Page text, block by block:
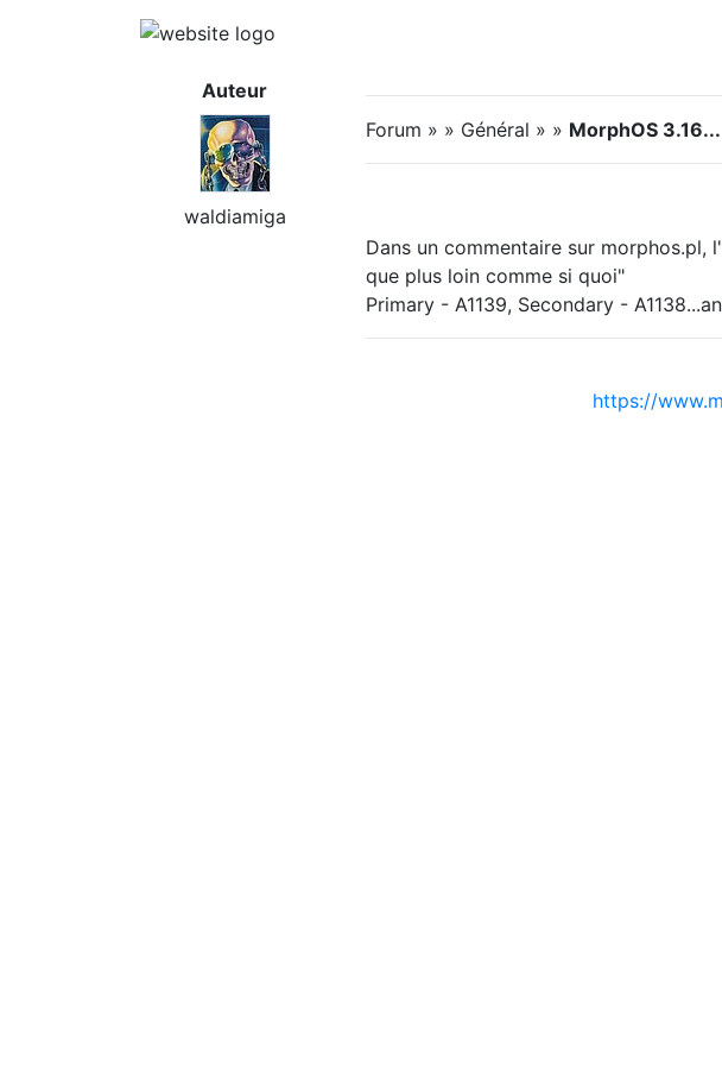
Auteur
waldiamiga
Forum » » Général » » MorphOS 3.16...
Dans un commentaire sur
que plus loin comme si quoi"
Primary - A1139, Secondary -
https://